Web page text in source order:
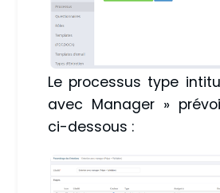
Le processus type
avec Manager »
ci-dessous :